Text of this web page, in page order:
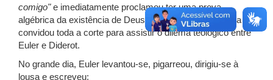
comigo"e imediatamente proclamou ter uma prova
algébrica da existência de Deus. Rapidamente, Catarina
convidou toda a corte para assistir o dilema teológico entre
Euler e Diderot.
No grande dia, Euler levantou-se, pigarreou, dirigiu-se à
lousa e escreveu: